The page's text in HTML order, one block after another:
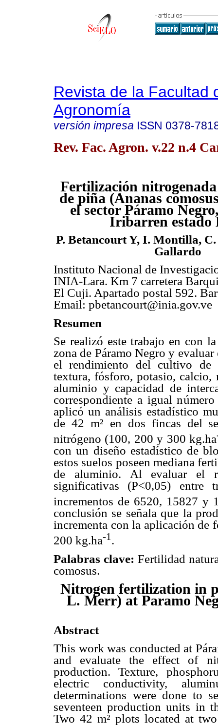
Revista de la Facultad
Agronomía
versión impresa ISSN 0378-
Rev. Fac. Agron. v.22 n.4
Fertilización
de piña (Ananas
el sector Páramo
Iribarren estado
P. Betancourt Y, I. Montilla,
Gallardo
Instituto Nacional de
INIA-Lara. Km 7 carretera
El Cuji. Apartado postal 592.
Email: pbetancourt@inia.gov.ve
Resumen
Se realizó este trabajo en con
zona de Páramo Negro y
el rendimiento del cultivo de
textura, fósforo, potasio, calcio,
aluminio y capacidad de
correspondiente a igual
aplicó un análisis estadístico
de 42 m² en dos fincas del
nitrógeno (100, 200 y 300 kg.ha
con un diseño estadístico de
estos suelos poseen mediana
de aluminio. Al evaluar el
significativas (P<0,05) entre
incrementos de 6520, 15827 y
conclusión se señala que la
incrementa con la aplicación de
200 kg.ha-1 .
Palabras clave: Fertilidad
comosus.
Nitrogen fertilization in
L. Merr) at Paramo
Abstract
This work was conducted at
and evaluate the effect of
production. Texture,
electric conductivity,
determinations were done to
seventeen production units in
Two 42 m² plots located at